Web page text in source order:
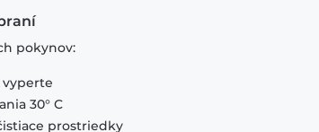
pokynov:
30° C
prostriedky